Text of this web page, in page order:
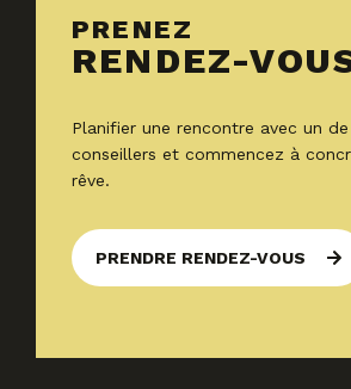
PRENEZ
RENDEZ-
Planifier une rencontre avec un
conseillers et commencez à
rêve.
PRENDRE RENDEZ-VOUS